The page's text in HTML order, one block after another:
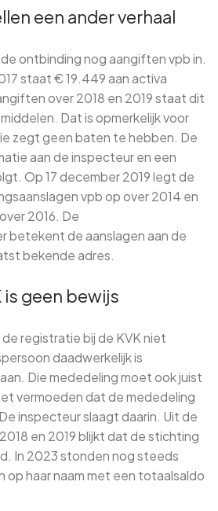
een ander verhaal
ontbinding nog aangiften vpb in.
staat € 19.449 aan activa
over 2018 en 2019 staat dit
Dat is opmerkelijk voor
zegt geen baten te hebben. De
aan de inspecteur en een
Op 17 december 2019 legt de
vpb op over 2014 en
2016. De
betekent de aanslagen aan de
bekende adres.
is geen bewijs
registratie bij de KVK niet
daadwerkelijk is
Die mededeling moet ook juist
vermoeden dat de mededeling
inspecteur slaagt daarin. Uit de
en 2019 blijkt dat de stichting
In 2023 stonden nog steeds
op haar naam met een totaalsaldo